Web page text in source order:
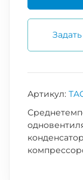
Артикул: